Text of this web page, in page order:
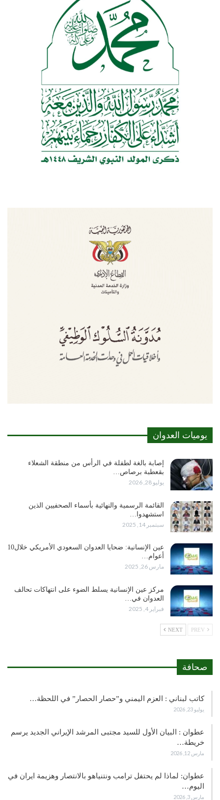
يوميات العدوان
إصابة بالغة لطفلة في الرأس من منطقة الشعلاء
بقعطبة برصاص…
يوليو 28, 2026
القائمة الرسمية والنهائية بأسماء الصحفيين الذين
استشهدوا…
سبتمبر 14, 2025
عين الإنسانية: ضحايا العدوان السعودي الأمريكي خلال10
أعوام…
مارس 26, 2025
مركز عين الإنسانية يسلط الضوء على انتهاكات تحالف
العدوان في…
فبراير 4, 2025
NEXT
صحافة
كاتب لبناني : العزم اليمني و”حصار الحصار” في اللحظة…
يوليو 23, 2026
عطوان : البيان الأول للسيد مجتبى المرشد الإيراني الجديد يرسم
خريطة…
مارس 12, 2026
عطوان: لماذا لم يحتفل ترامب ونتنياهو بالانتصار وهزيمة ايران في
اليوم…
مارس 3, 2026